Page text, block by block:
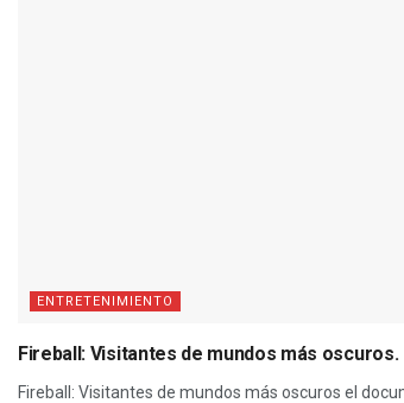
ENTRETENIMIENTO
Fireball: Visitantes de mundos más oscuros.
Fireball: Visitantes de mundos más oscuros el